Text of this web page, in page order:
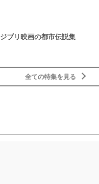
ジブリ映画の都市伝説集
全ての特集を見る